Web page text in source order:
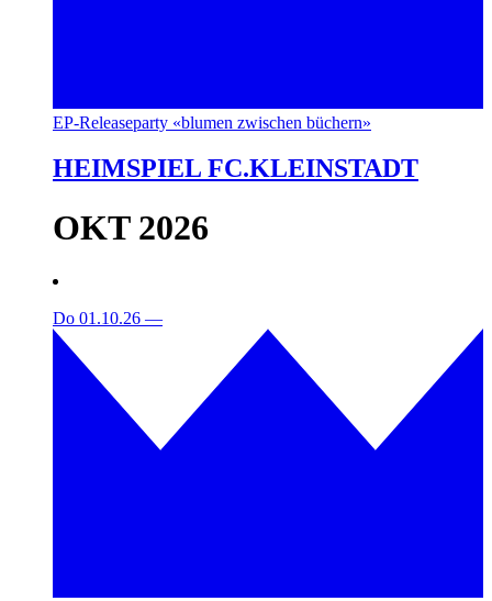
EP-Releaseparty «blumen zwischen büchern»
HEIMSPIEL FC.KLEINSTADT
OKT 2026
Do 01.10.26 —